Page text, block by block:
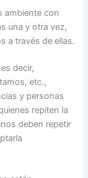
ambiente con
una y otra vez,
a través de ellas.
decir,
etc.,
y personas
repiten la
deben repetir